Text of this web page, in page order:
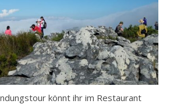
könnt ihr im Restaurant